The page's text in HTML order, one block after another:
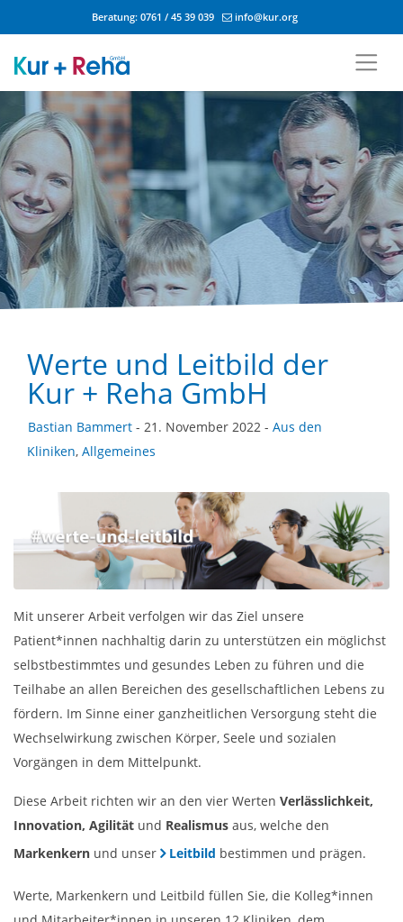
Beratung: 0761 / 45 39 039 info@kur.org
Werte und Leitbild der
Kur + Reha GmbH
Bastian Bammert - 21. November 2022 - Aus den
Kliniken, Allgemeines
Mit unserer Arbeit verfolgen wir das Ziel unsere
Patient*innen nachhaltig darin zu unterstützen ein möglichst
selbstbestimmtes und gesundes Leben zu führen und die
Teilhabe an allen Bereichen des gesellschaftlichen Lebens zu
fördern. Im Sinne einer ganzheitlichen Versorgung steht die
Wechselwirkung zwischen Körper, Seele und sozialen
Vorgängen in dem Mittelpunkt.
Diese Arbeit richten wir an den vier Werten Verlässlichkeit,
Innovation, Agilität und Realismus aus, welche den
Markenkern und unser Leitbild bestimmen und prägen.
Werte, Markenkern und Leitbild füllen Sie, die Kolleg*innen